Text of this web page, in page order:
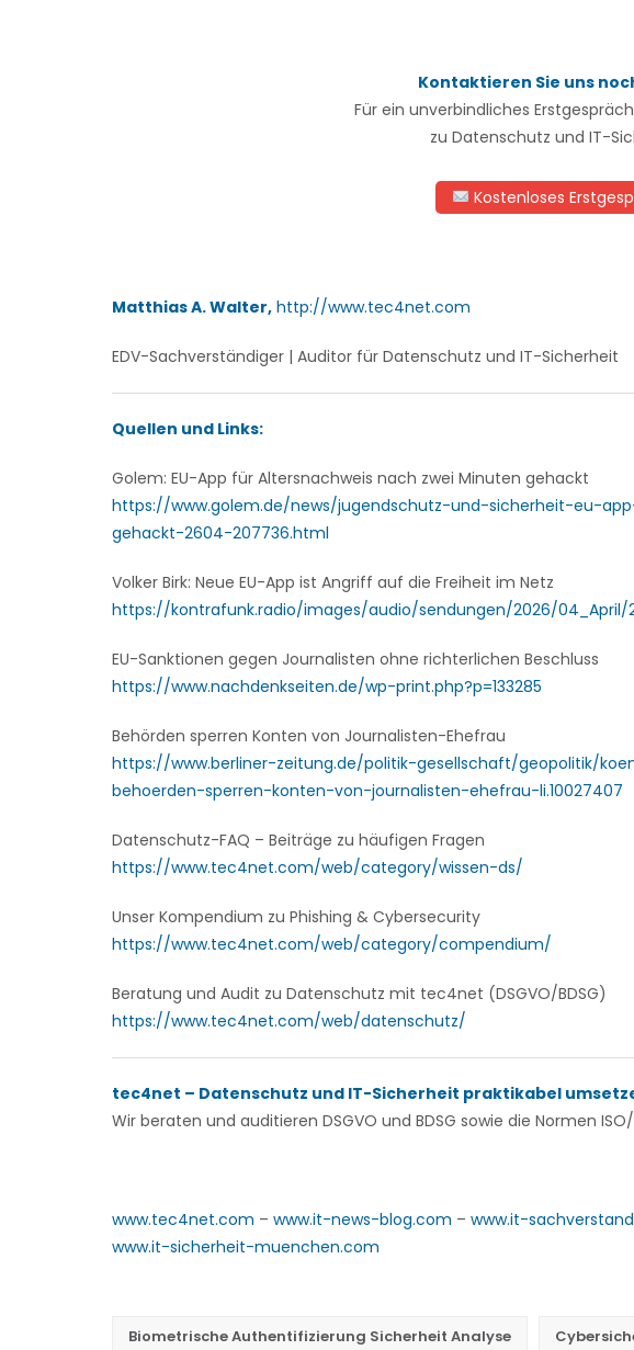
Kontaktieren Sie uns
Für ein unverbindliches
zu Datenschutz und IT-
Kostenloses
Matthias A. Walter, http://www.tec4net.com
EDV-Sachverständiger | Auditor für Datenschutz und IT-Sicherheit
Quellen und Links:
Golem: EU-App für Altersnachweis nach zwei Minuten gehackt
https://www.golem.de/news/jugendschutz-und-sicherheit-eu-
gehackt-2604-207736.html
Volker Birk: Neue EU-App ist Angriff auf die Freiheit im Netz
https://kontrafunk.radio/images/audio/sendungen/2026/04_April/
EU-Sanktionen gegen Journalisten ohne richterlichen Beschluss
https://www.nachdenkseiten.de/wp-print.php?p=133285
Behörden sperren Konten von Journalisten-Ehefrau
https://www.berliner-zeitung.de/politik-gesellschaft/geopolitik/
behoerden-sperren-konten-von-journalisten-ehefrau-li.10027407
Datenschutz-FAQ – Beiträge zu häufigen Fragen
https://www.tec4net.com/web/category/wissen-ds/
Unser Kompendium zu Phishing & Cybersecurity
https://www.tec4net.com/web/category/compendium/
Beratung und Audit zu Datenschutz mit tec4net (DSGVO/BDSG)
https://www.tec4net.com/web/datenschutz/
tec4net – Datenschutz und IT-Sicherheit praktikabel
Wir beraten und auditieren DSGVO und BDSG sowie die Normen ISO/
www.tec4net.com – www.it-news-blog.com – www.it-
www.it-sicherheit-muenchen.com
Biometrische Authentifizierung Sicherheit Analyse